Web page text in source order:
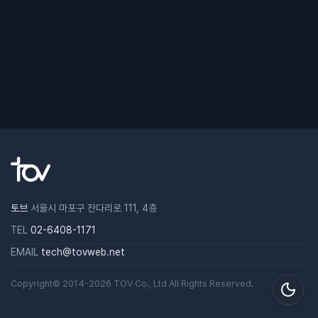
토브 서울시 마포구 잔다리로 111, 4층
TEL 02-6408-1171
EMAIL tech@tovweb.net
Copyright© 2014-2026 TOV Co., Ltd All Rights Reserved.